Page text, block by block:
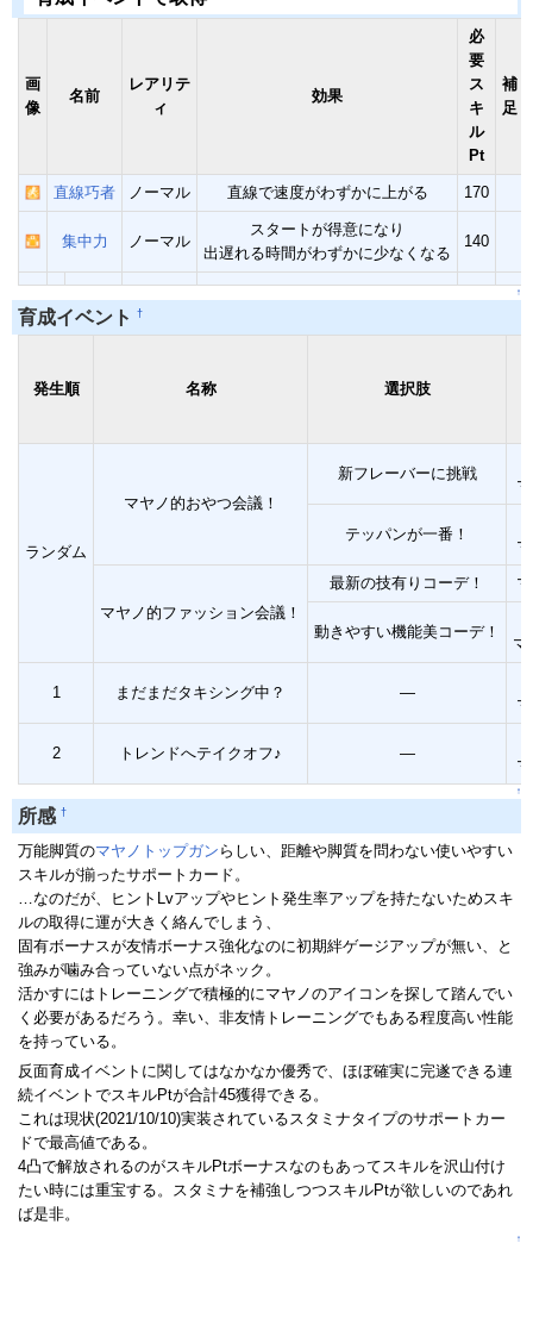
画
像
名前
レアリテ
ィ
効果
必
要
ス
キ
ル
Pt
補
足
直線巧者 ノーマル 直線で速度がわずかに上がる 170
集中力 ノーマル
スタートが得意になり
出遅れる時間がわずかに少なくなる
140
↑
育成イベント †
発生順 名称 選択肢
ランダム
マヤノ的おやつ会議！
新フレーバーに挑戦
テッパンが一番！
マヤノ的ファッション会議！
最新の技有りコーデ！
動きやすい機能美コーデ！
マ
1 まだまだタキシング中？ ―
2 トレンドへテイクオフ♪ ―
↑
所感 †
万能脚質のマヤノトップガン らしい、距離や脚質を問わない使いやすい
スキルが揃ったサポートカード。
…なのだが、ヒントLvアップやヒント発生率アップを持たないためスキ
ルの取得に運が大きく絡んでしまう、
固有ボーナスが友情ボーナス強化なのに初期絆ゲージアップが無い、と
強みが噛み合っていない点がネック。
活かすにはトレーニングで積極的にマヤノのアイコンを探して踏んでい
く必要があるだろう。幸い、非友情トレーニングでもある程度高い性能
を持っている。
反面育成イベントに関してはなかなか優秀で、ほぼ確実に完遂できる連
続イベントでスキルPtが合計45獲得できる。
これは現状(2021/10/10)実装されているスタミナタイプのサポートカー
ドで最高値である。
4凸で解放されるのがスキルPtボーナスなのもあってスキルを沢山付け
たい時には重宝する。スタミナを補強しつつスキルPtが欲しいのであれ
ば是非。
↑